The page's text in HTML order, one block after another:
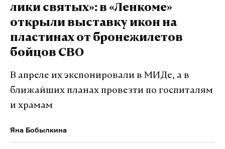
лики святых»: в «Ленкоме»
открыли выставку икон на
пластинах от бронежилетов
бойцов СВО
В апреле их экспонировали в МИДе, а в
ближайших планах провезти по госпиталям
и храмам
Яна Бобылкина